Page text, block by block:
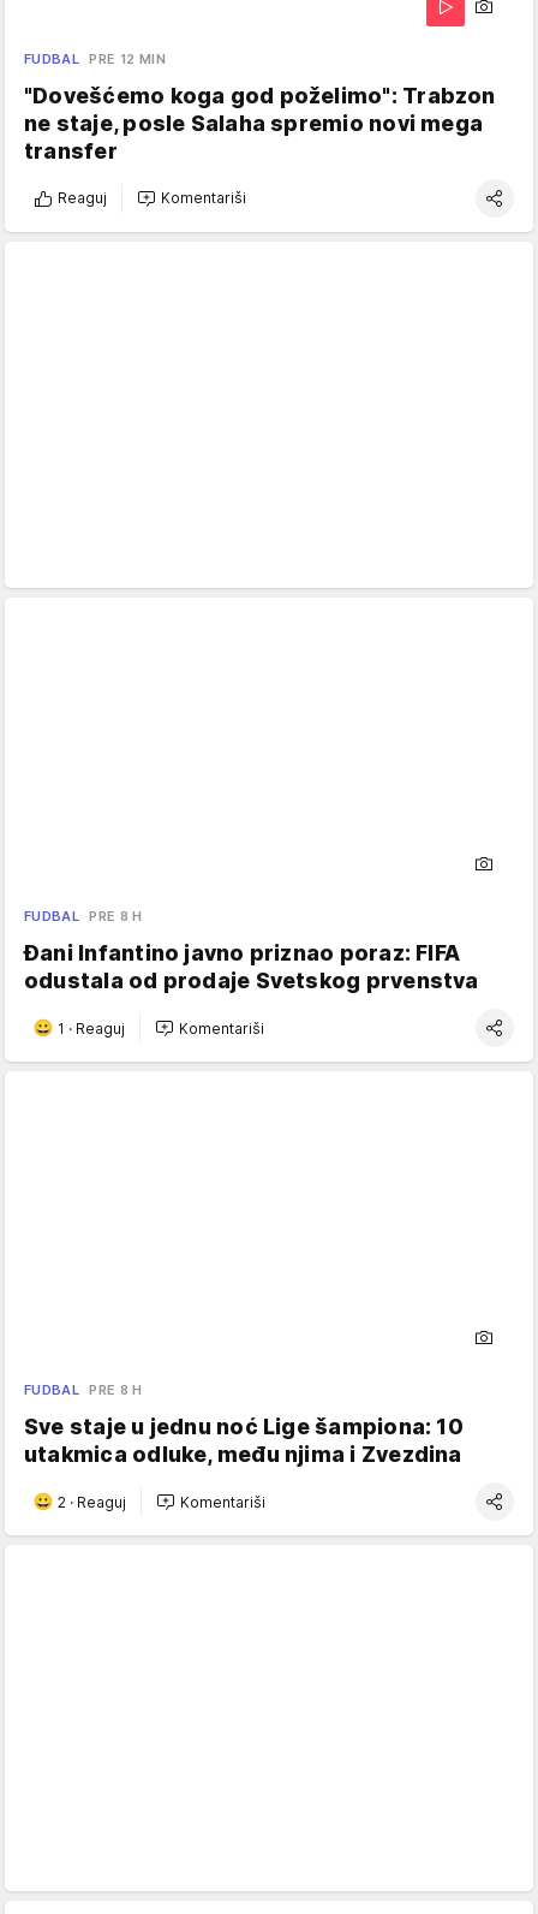
FUDBAL PRE 12 MIN
"Dovešćemo koga god poželimo": Trabzon
ne staje, posle Salaha spremio novi mega
transfer
Reaguj Komentariši
FUDBAL PRE 8 H
Đani Infantino javno priznao poraz: FIFA
odustala od prodaje Svetskog prvenstva
1 · Reaguj Komentariši
FUDBAL PRE 8 H
Sve staje u jednu noć Lige šampiona: 10
utakmica odluke, među njima i Zvezdina
2 · Reaguj Komentariši